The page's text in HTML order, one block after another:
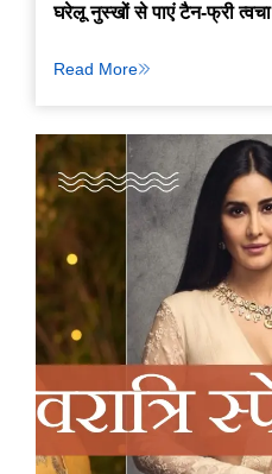
घरेलू नुस्खों से पाएं टैन-फ्री त्वचा
Read More